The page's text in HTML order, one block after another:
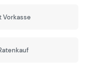
Vorkasse